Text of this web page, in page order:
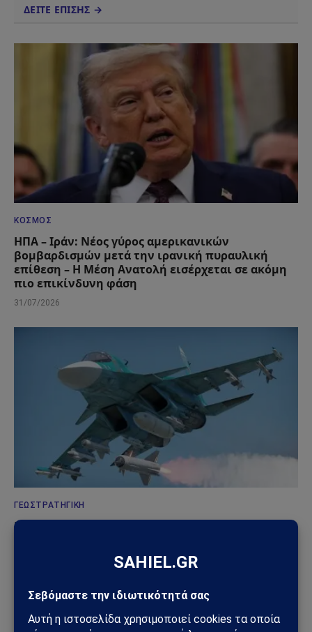
ΔΕΙΤΕ ΕΠΙΣΗΣ →
ΚΌΣΜΟΣ
ΗΠΑ – Ιράν: Νέος γύρος αμερικανικών
βομβαρδισμών μετά την ιρανική πυραυλική
επίθεση – Η Μέση Ανατολή εισέρχεται σε ακόμη
πιο επικίνδυνη φάση
31/07/2026
ΓΕΩΣΤΡΑΤΗΓΙΚΉ
Ρωσία: Δορυφορικές εικόνες αποκαλύπτουν νέα
προετοιμάζεται για βαθύτερο πόλεμο φθοράς